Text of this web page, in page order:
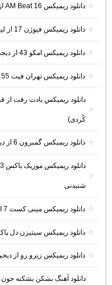
دانلود ریمیکس AM Beat 16 از دیجی AMB (پادکست طولانی شنیدنی)
دانلود ریمیکس فیوژن 17 از لیروی بیتز
دانلود ریمیکس امکو 43 از دیجی ام کو (پادکست طولانی عاشقانه)
دانلود ریمیکس تهران فیت 55 از دیجی باربد و محمد موریانی
دانلود ریمیکس یادت رفت از
کُردی)
دانلود ریمیکس گمبرون 6 از دیجی 4A (ریمیکس طولانی شاد بندری جنوبی)
شنیدنی
دانلود ریمیکس مینی کست 7 از دیجی مهراس
دانلود ریمیکس سیتیزن دل
دانلود ریمیکس زیرو رو از
دانلود آهنگ بشکن بشکنه